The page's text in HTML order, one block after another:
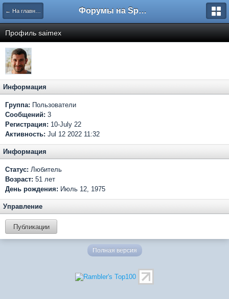
← На главную Форумы на Sportbox.ru
Профиль saimex
Информация
Группа: Пользователи
Сообщений: 3
Регистрация: 10-July 22
Активность: Jul 12 2022 11:32
Информация
Статус: Любитель
Возраст: 51 лет
День рождения: Июль 12, 1975
Управление
Публикации
Полная версия